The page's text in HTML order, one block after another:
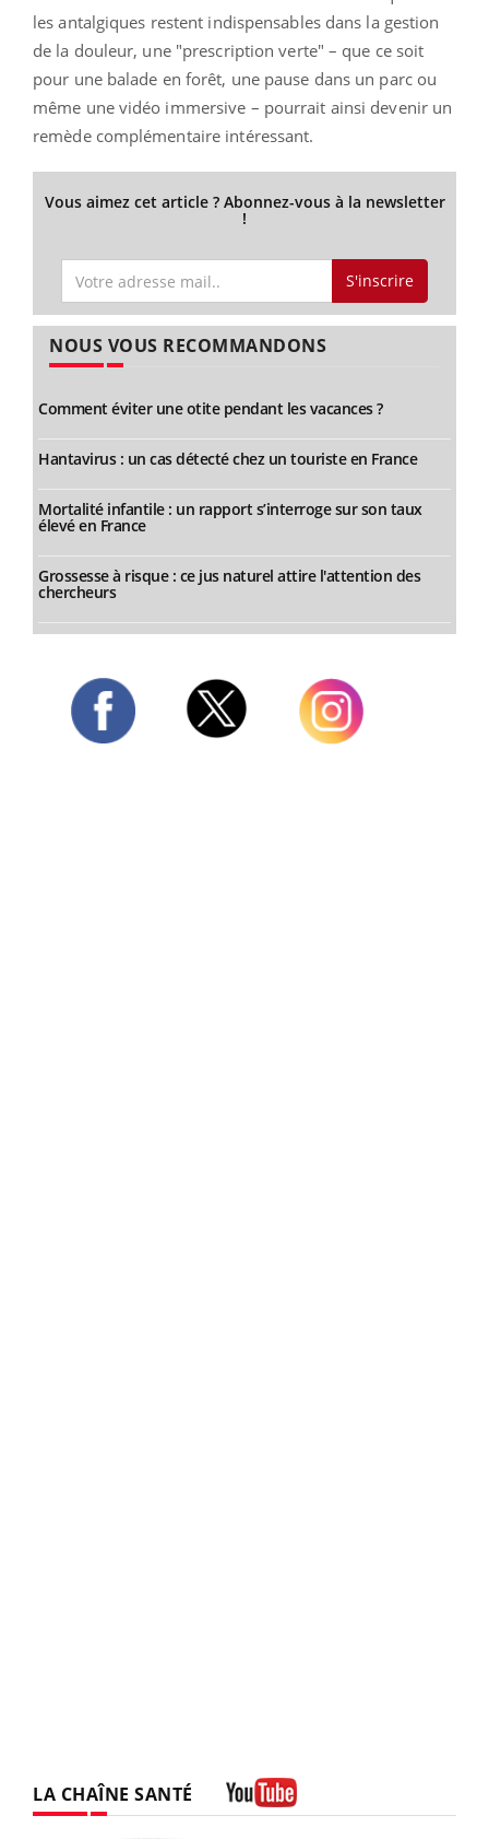
les antalgiques restent indispensables dans la gestion
de la douleur, une "prescription verte" – que ce soit
pour une balade en forêt, une pause dans un parc ou
même une vidéo immersive – pourrait ainsi devenir un
remède complémentaire intéressant.
Vous aimez cet article ? Abonnez-vous à la newsletter
!
S'inscrire
NOUS VOUS RECOMMANDONS
Comment éviter une otite pendant les vacances ?
Hantavirus : un cas détecté chez un touriste en France
Mortalité infantile : un rapport s’interroge sur son taux
élevé en France
Grossesse à risque : ce jus naturel attire l'attention des
chercheurs
LA CHAÎNE SANTÉ